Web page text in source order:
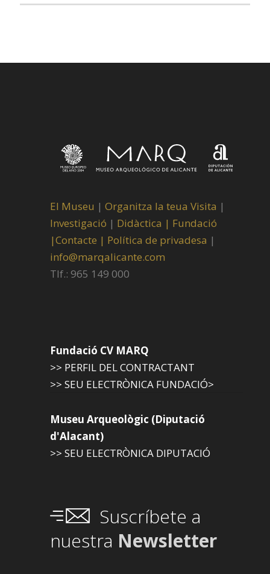
El Museu | Organitza la teua Visita |
Investigació | Didàctica | Fundació
|Contacte | Política de privadesa |
info@marqalicante.com
Tlf.: 965 149 000
Fundació CV MARQ
>> PERFIL DEL CONTRACTANT
>> SEU ELECTRÒNICA FUNDACIÓ>
Museu Arqueològic (Diputació
d'Alacant)
>> SEU ELECTRÒNICA DIPUTACIÓ
Suscríbete a
nuestra Newsletter